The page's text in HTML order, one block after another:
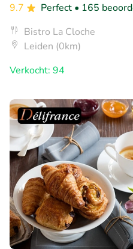
9.7
Perfect • 165
Bistro La Cloche
Leiden (0km)
Verkocht: 94